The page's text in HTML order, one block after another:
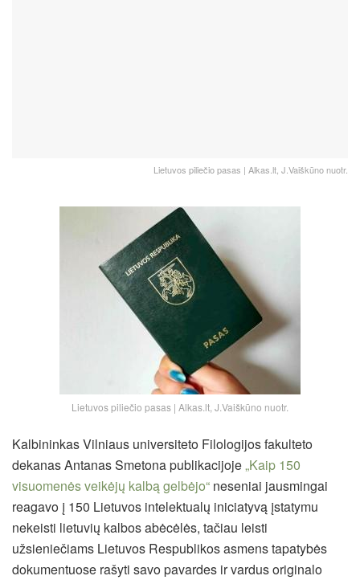
Lietuvos piliečio pasas | Alkas.lt, J.Vaiškūno nuotr.
Lietuvos piliečio pasas | Alkas.lt, J.Vaiškūno nuotr.
Kalbininkas Vilniaus universiteto Filologijos fakulteto
dekanas Antanas Smetona publikacijoje„Kaip 150
visuomenės veikėjų kalbą gelbėjo“ neseniai jausmingai
reagavo į 150 Lietuvos intelektualų iniciatyvą įstatymu
nekeisti lietuvių kalbos abėcėlės, tačiau leisti
užsieniečiams Lietuvos Respublikos asmens tapatybės
dokumentuose rašyti savo pavardes ir vardus originalo